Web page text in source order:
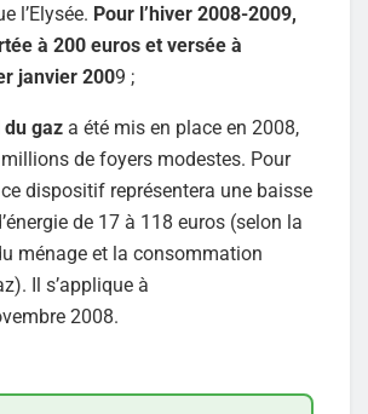
l’Elysée. Pour l’hiver 2008-2009,
à 200 euros et versée à
janvier 2009 ;
gaz a été mis en place en 2008,
millions de foyers modestes. Pour
dispositif représentera une baisse
de 17 à 118 euros (selon la
ménage et la consommation
Il s’applique à
2008.